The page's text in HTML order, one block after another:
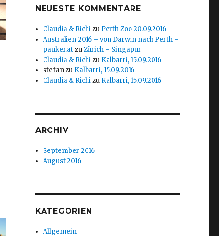
NEUESTE KOMMENTARE
Claudia & Richizu Perth Zoo 20.09.2016
Australien 2016 – von Darwin nach Perth –
pauker.atzuZürich – Singapur
Claudia & Richizu Kalbarri, 15.09.2016
stefanzu Kalbarri, 15.09.2016
Claudia & Richizu Kalbarri, 15.09.2016
ARCHIV
September 2016
August 2016
KATEGORIEN
Allgemein